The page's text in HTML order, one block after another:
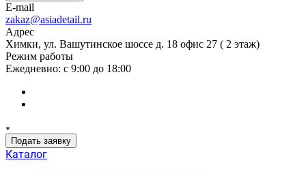
E-mail
zakaz@asiadetail.ru
Адрес
Химки, ул. Вашутинское шоссе д. 18 офис 27 ( 2 этаж)
Режим работы
Ежедневно: с 9:00 до 18:00
Подать заявку
Каталог